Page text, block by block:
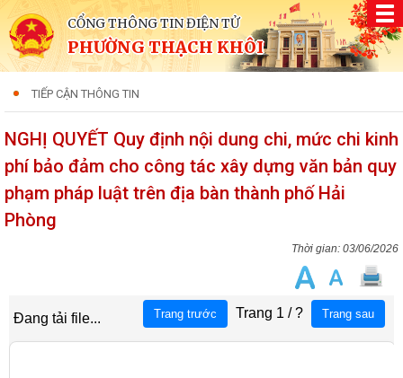
CỔNG THÔNG TIN ĐIỆN TỬ
PHƯỜNG THẠCH KHÔI
TIẾP CẬN THÔNG TIN
NGHỊ QUYẾT Quy định nội dung chi, mức chi kinh
phí bảo đảm cho công tác xây dựng văn bản quy
phạm pháp luật trên địa bàn thành phố Hải
Phòng
03/06/2026